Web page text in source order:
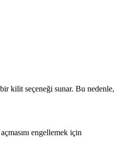
kilit seçeneği sunar. Bu nedenle,
engellemek için